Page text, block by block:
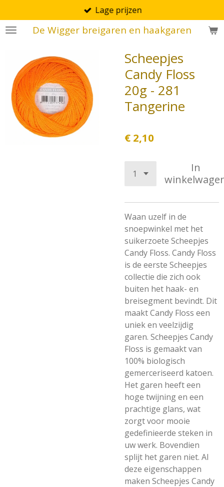
direct
naar
hoofdinhoud
De Wigger breigaren en haakgaren
Lage prijzen
Scheepjes
Candy Floss
20g - 281
Tangerine
€ 2,10
In
Waan uzelf in de
snoepwinkel met het
suikerzoete Scheepjes
Candy Floss. Candy Floss
is de eerste Scheepjes
collectie die zich ook
buiten het haak- en
breisegment bevindt. Dit
maakt Candy Floss een
uniek en veelzijdig
garen. Scheepjes Candy
Floss is gemaakt van
100% biologisch
gemerceriseerd katoen.
Het garen heeft een
hoge twijning en een
prachtige glans, wat
zorgt voor mooie
gedefinieerde steken in
uw werk. Bovendien
splijt het garen niet. Al
deze eigenschappen
maken Scheepjes Candy